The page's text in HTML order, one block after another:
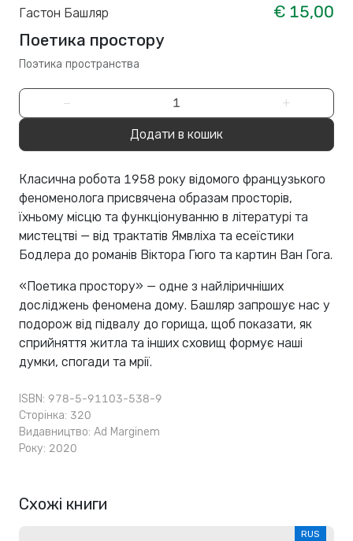
Гастон Башляр
€ 15,00
Поетика простору
Поэтика пространства
− +
Додати в кошик
Класична робота 1958 року відомого французького
феноменолога присвячена образам просторів,
їхньому місцю та функціонуванню в літературі та
мистецтві — від трактатів Ямвліха та есеїстики
Бодлера до романів Віктора Гюго та картин Ван Гога.
«Поетика простору» — одне з найліричніших
досліджень феномена дому. Башляр запрошує нас у
подорож від підвалу до горища, щоб показати, як
сприйняття житла та інших сховищ формує наші
думки, спогади та мрії.
ISBN: 978-5-91103-538-9
Сторінка: 320
Видавництво: Ad Marginem
Року: 2020
Схожі книги
RUS